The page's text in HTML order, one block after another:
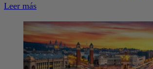
Leer más